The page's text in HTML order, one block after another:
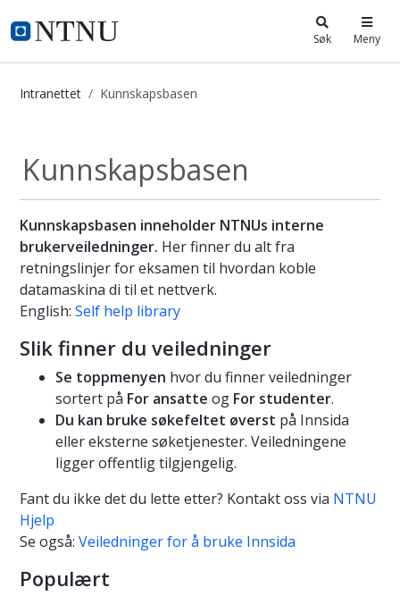
i.ntnu.no Søk Meny
Intranettet Kunnskapsbasen
Kunnskapsbasen
Kunnskapsbasen inneholder NTNUs interne
brukerveiledninger. Her finner du alt fra
retningslinjer for eksamen til hvordan koble
datamaskina di til et nettverk.
English: Self help library
Slik finner du veiledninger
Se toppmenyen hvor du finner veiledninger
sortert på For ansatte og For studenter.
Du kan bruke søkefeltet øverst på Innsida
eller eksterne søketjenester. Veiledningene
ligger offentlig tilgjengelig.
Fant du ikke det du lette etter? Kontakt oss via NTNU
Hjelp
Se også: Veiledninger for å bruke Innsida
Populært